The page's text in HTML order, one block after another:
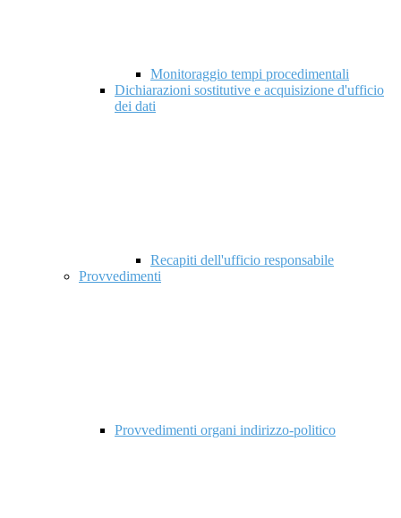
Monitoraggio tempi procedimentali
Dichiarazioni sostitutive e acquisizione d'ufficio
dei dati
Recapiti dell'ufficio responsabile
Provvedimenti
Provvedimenti organi indirizzo-politico